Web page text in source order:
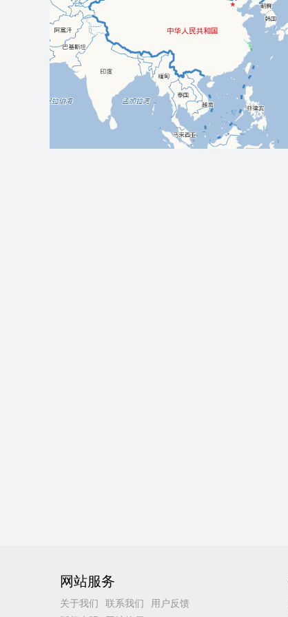
网站服务
关于我们 联系我们
用户反馈